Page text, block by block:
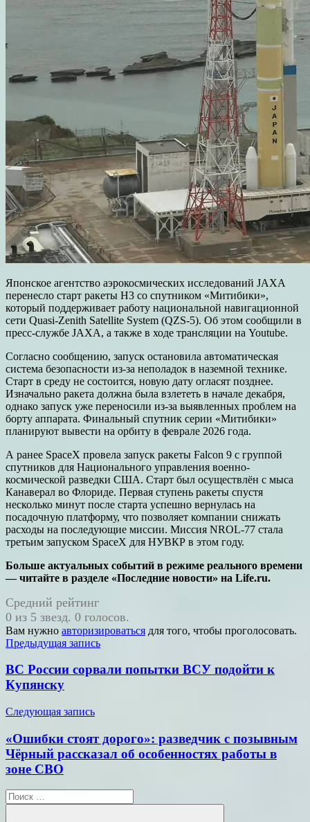
Японское агентство аэрокосмических исследований JAXA
перенесло старт ракеты H3 со спутником «Митибики»,
который поддерживает работу национальной навигационной
сети Quasi-Zenith Satellite System (QZS-5). Об этом сообщили в
пресс-службе JAXA, а также в ходе трансляции на Youtube.
Согласно сообщению, запуск остановила автоматическая
система безопасности из-за неполадок в наземной технике.
Старт в среду не состоится, новую дату огласят позднее.
Изначально ракета должна была взлететь в начале декабря,
однако запуск уже переносили из-за выявленных проблем на
борту аппарата. Финальный спутник серии «Митибики»
планируют вывести на орбиту в феврале 2026 года.
А ранее SpaceX провела запуск ракеты Falcon 9 с группой
спутников для Национального управления военно-
космической разведки США. Старт был осуществлён с мыса
Канаверал во Флориде. Первая ступень ракеты спустя
несколько минут после старта успешно вернулась на
посадочную платформу, что позволяет компании снижать
расходы на последующие миссии. Миссия NROL-77 стала
третьим запуском SpaceX для НУВКР в этом году.
Больше актуальных событий в режиме реального времени
— читайте в разделе «Последние новости» на Life.ru.
Средний рейтинг
0 из 5 звезд. 0 голосов.
Вам нужно авторизироваться для того, чтобы проголосовать.
Навигация
по
записям
Предыдущая запись
ВС России сорвали попытки ВСУ подойти к
Купянску
Следующая запись
«Ошибки стоят дорого»: разведчик с позывным
Чёрный рассказал об особенностях работы в
зоне СВО
Поиск
для: